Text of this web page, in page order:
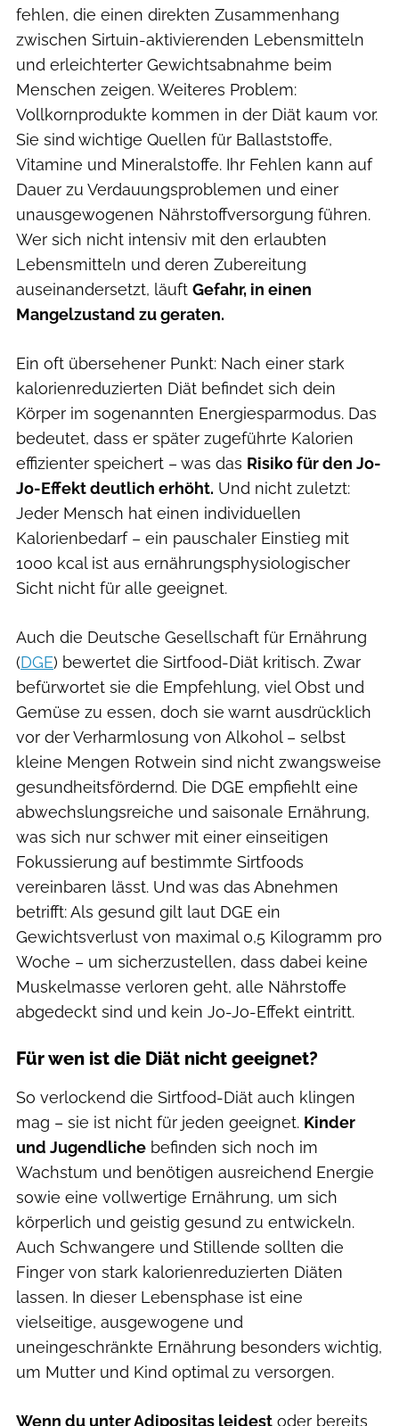
fehlen, die einen direkten Zusammenhang
zwischen Sirtuin-aktivierenden Lebensmitteln
und erleichterter Gewichtsabnahme beim
Menschen zeigen. Weiteres Problem:
Vollkornprodukte kommen in der Diät kaum vor.
Sie sind wichtige Quellen für Ballaststoffe,
Vitamine und Mineralstoffe. Ihr Fehlen kann auf
Dauer zu Verdauungsproblemen und einer
unausgewogenen Nährstoffversorgung führen.
Wer sich nicht intensiv mit den erlaubten
Lebensmitteln und deren Zubereitung
auseinandersetzt, läuft Gefahr, in einen
Mangelzustand zu geraten.
Ein oft übersehener Punkt: Nach einer stark
kalorienreduzierten Diät befindet sich dein
Körper im sogenannten Energiesparmodus. Das
bedeutet, dass er später zugeführte Kalorien
effizienter speichert – was das Risiko für den Jo-
Jo-Effekt deutlich erhöht. Und nicht zuletzt:
Jeder Mensch hat einen individuellen
Kalorienbedarf – ein pauschaler Einstieg mit
1000 kcal ist aus ernährungsphysiologischer
Sicht nicht für alle geeignet.
Auch die Deutsche Gesellschaft für Ernährung
(DGE) bewertet die Sirtfood-Diät kritisch. Zwar
befürwortet sie die Empfehlung, viel Obst und
Gemüse zu essen, doch sie warnt ausdrücklich
vor der Verharmlosung von Alkohol – selbst
kleine Mengen Rotwein sind nicht zwangsweise
gesundheitsfördernd. Die DGE empfiehlt eine
abwechslungsreiche und saisonale Ernährung,
was sich nur schwer mit einer einseitigen
Fokussierung auf bestimmte Sirtfoods
vereinbaren lässt. Und was das Abnehmen
betrifft: Als gesund gilt laut DGE ein
Gewichtsverlust von maximal 0,5 Kilogramm pro
Woche – um sicherzustellen, dass dabei keine
Muskelmasse verloren geht, alle Nährstoffe
abgedeckt sind und kein Jo-Jo-Effekt eintritt.
Für wen ist die Diät nicht geeignet?
So verlockend die Sirtfood-Diät auch klingen
mag – sie ist nicht für jeden geeignet. Kinder
und Jugendliche befinden sich noch im
Wachstum und benötigen ausreichend Energie
sowie eine vollwertige Ernährung, um sich
körperlich und geistig gesund zu entwickeln.
Auch Schwangere und Stillende sollten die
Finger von stark kalorienreduzierten Diäten
lassen. In dieser Lebensphase ist eine
vielseitige, ausgewogene und
uneingeschränkte Ernährung besonders wichtig,
um Mutter und Kind optimal zu versorgen.
Wenn du unter Adipositas leidest oder bereits